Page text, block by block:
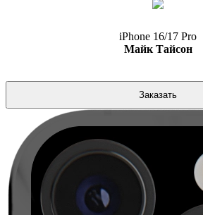
iPhone 16/17 Pro
Майк Тайсон
Заказать